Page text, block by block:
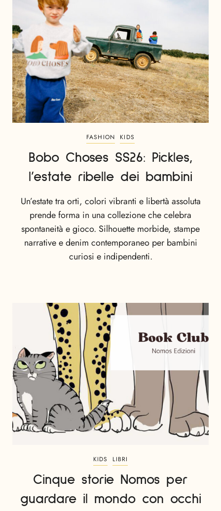
FASHION KIDS
Bobo Choses SS26: Pickles,
l’estate ribelle dei bambini
Un’estate tra orti, colori vibranti e libertà assoluta
prende forma in una collezione che celebra
spontaneità e gioco. Silhouette morbide, stampe
narrative e denim contemporaneo per bambini
curiosi e indipendenti.
KIDS LIBRI
Cinque storie Nomos per
guardare il mondo con occhi